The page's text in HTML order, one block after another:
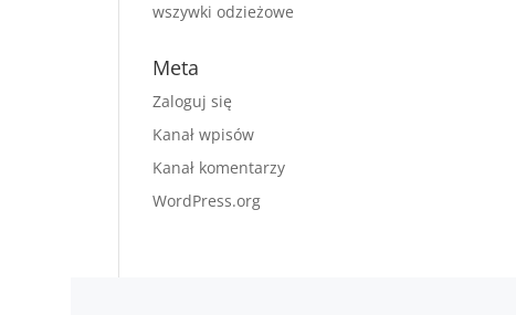
wszywki odzieżowe
Meta
Zaloguj się
Kanał wpisów
Kanał komentarzy
WordPress.org